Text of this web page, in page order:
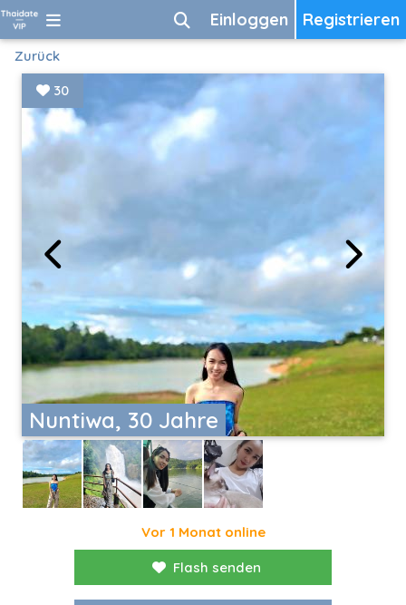
Registrieren
Einloggen
Zurück
Nuntiwa, 30 Jahre
30
Vor 1 Monat online
Flash senden